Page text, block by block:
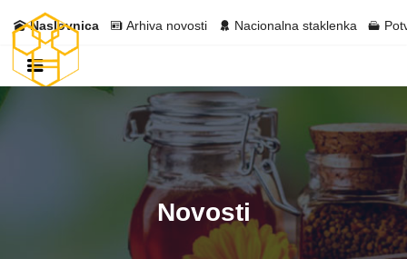
Naslovnica Arhiva novosti Nacionalna staklenka
Novosti